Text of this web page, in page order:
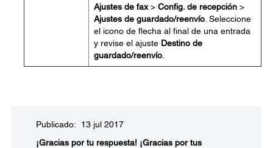
Ajustes de fax> Config. de recepción >
Ajustes de guardado/reenvío . Seleccione
el icono de flecha al final de una entrada
y revise el ajuste Destino de
guardado/reenvío
Publicado: 13 jul 2017
¡Gracias por tu respuesta! ¡Gracias por tus